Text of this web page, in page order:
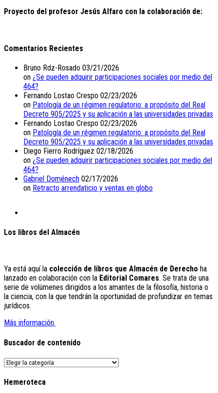
Proyecto del profesor Jesús Alfaro con la colaboración de:
Comentarios Recientes
Bruno Rdz-Rosado 03/21/2026
on ¿Se pueden adquirir participaciones sociales por medio del
464?
Fernando Lostao Crespo 02/23/2026
on Patología de un régimen regulatorio: a propósito del Real
Decreto 905/2025 y su aplicación a las universidades privadas
Fernando Lostao Crespo 02/23/2026
on Patología de un régimen regulatorio: a propósito del Real
Decreto 905/2025 y su aplicación a las universidades privadas
Diego Fierro Rodríguez 02/18/2026
on ¿Se pueden adquirir participaciones sociales por medio del
464?
Gabriel Doménech 02/17/2026
on Retracto arrendaticio y ventas en globo
Los libros del Almacén
Ya está aquí la colección de libros que Almacén de Derecho ha
lanzado en colaboración con la Editorial Comares. Se trata de una
serie de volúmenes dirigidos a los amantes de la filosofía, historia o
la ciencia, con la que tendrán la oportunidad de profundizar en temas
jurídicos.
Más información.
Buscador de contenido
Buscador
contenido
Hemeroteca